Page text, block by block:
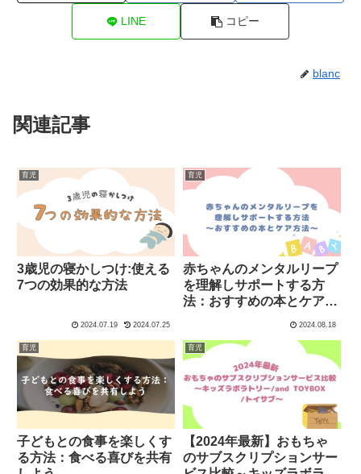
LINE コピー
blanc
関連記事
育児
3歳児の寝かしつけ:使える
7つの効果的な方法
2024.07.19 2024.07.25
育児
赤ちゃんのメンタルリープ
を理解しサポートする方
法：おすすめの本とケア方
2024.08.18
育児
子どもとの食事を楽しくす
る方法：食べる喜びを共有
育児
【2024年最新】おもちゃ
のサブスクリプションサー